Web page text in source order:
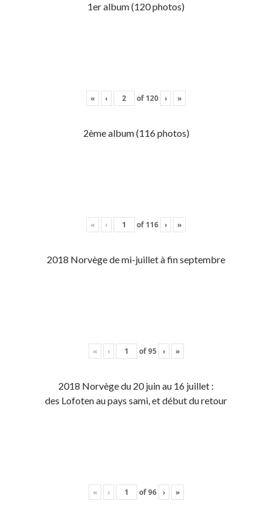
1er album (120 photos)
« ‹ of 120 › »
2ème album (116 photos)
« ‹ of 116 › »
2018 Norvège de mi-juillet à fin septembre
« ‹ of95 › »
2018 Norvège du 20 juin au 16 juillet :
des Lofoten au pays sami, et début du retour
« ‹ of96 › »